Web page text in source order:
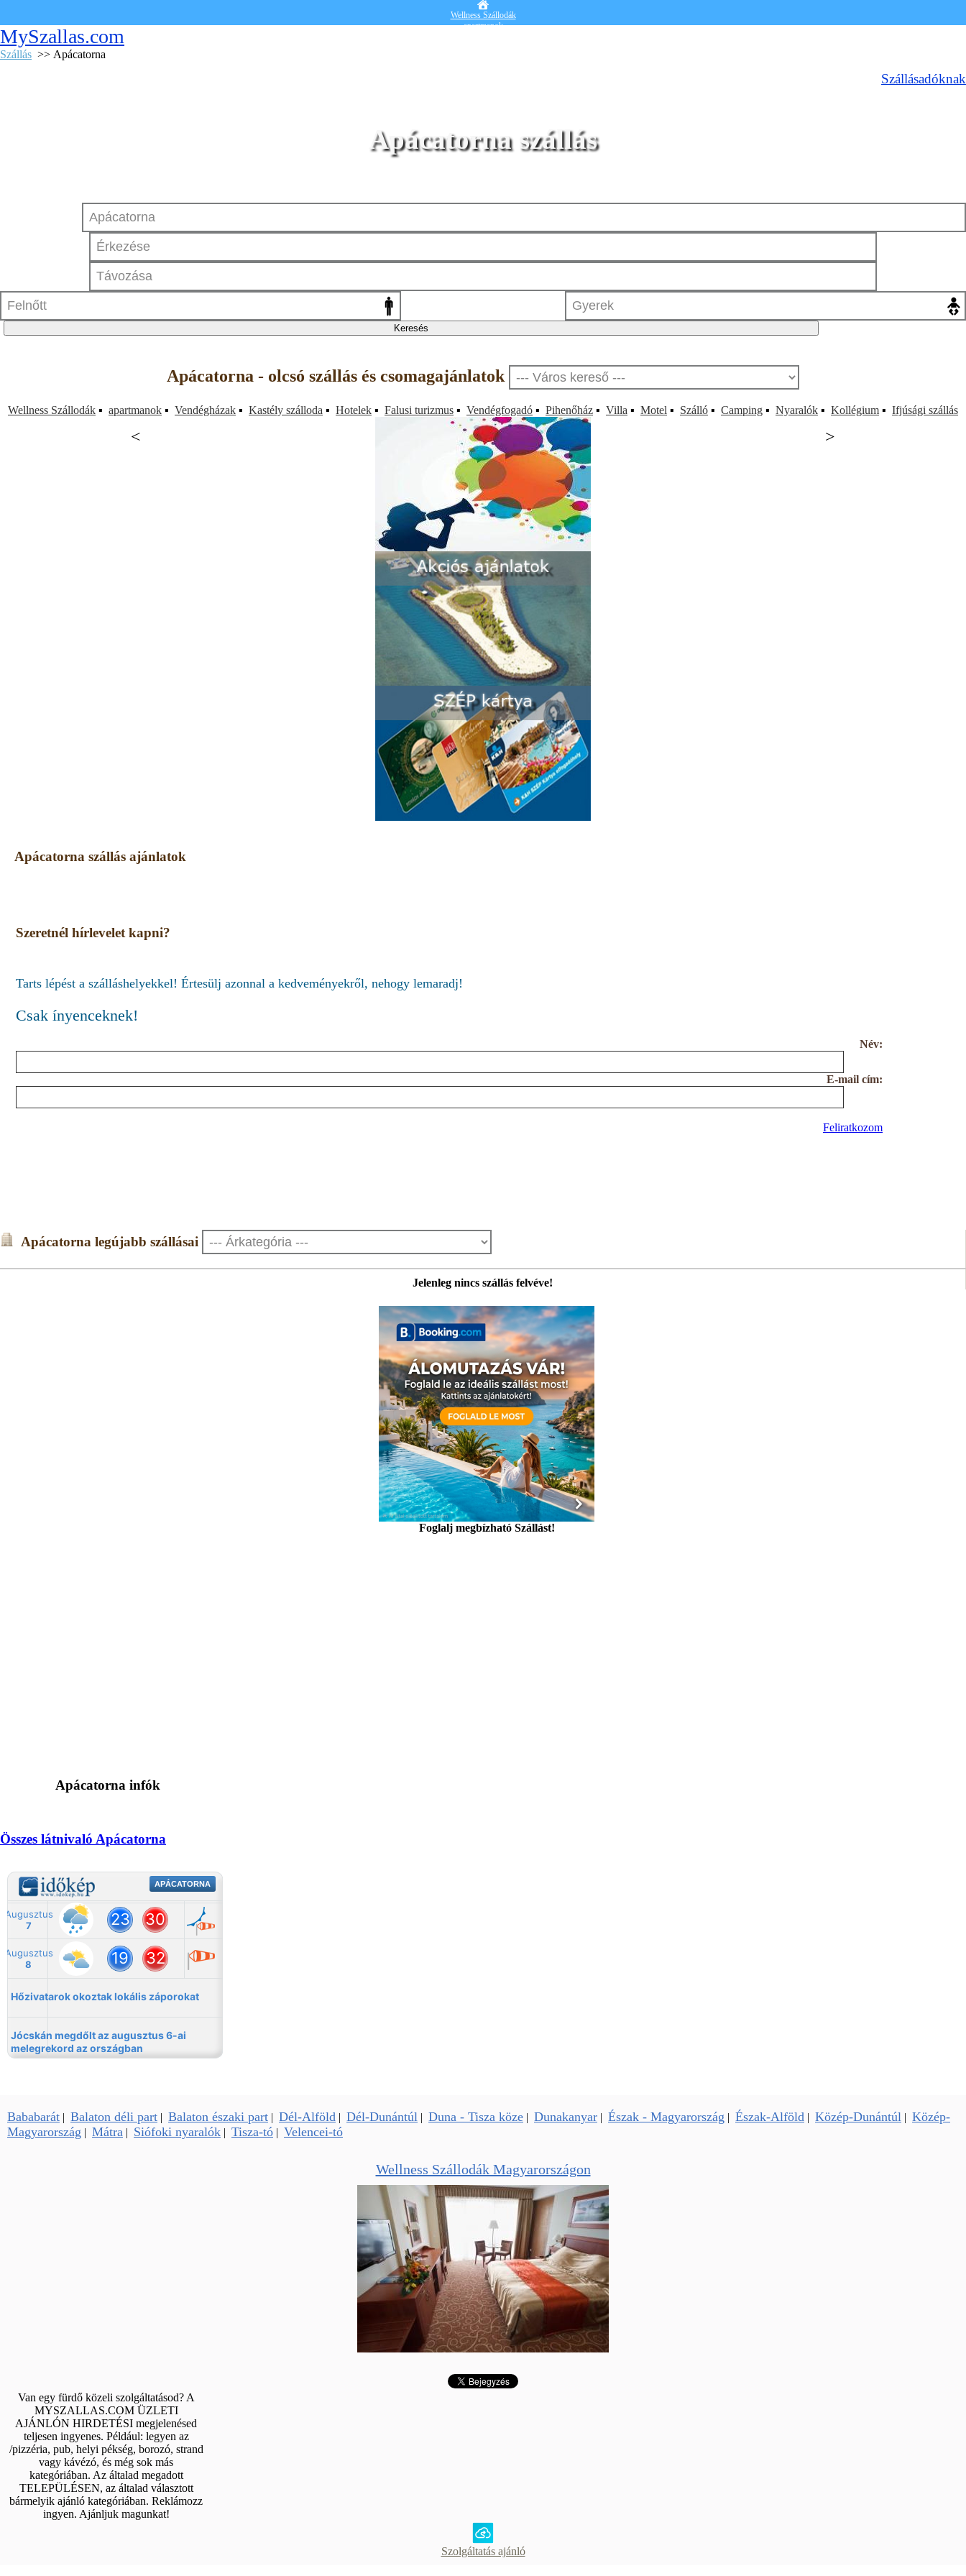
Wellness Szállodák
apartmanok
MySzallas.com
Szállás >> Apácatorna
Szállásadóknak
Apácatorna szállás
< >
Apácatorna - olcsó szállás és csomagajánlatok
Wellness Szállodák ▪ apartmanok ▪ Vendégházak ▪ Kastély szálloda ▪ Hotelek ▪ Falusi turizmus ▪ Vendégfogadó ▪ Pihenőház ▪ Villa ▪ Motel ▪ Szálló ▪ Camping ▪ Nyaralók ▪ Kollégium ▪ Ifjúsági szállás
Apácatorna szállás ajánlatok
Szeretnél hírlevelet kapni?
Tarts lépést a szálláshelyekkel! Értesülj azonnal a kedveményekről, nehogy lemaradj!
Csak ínyenceknek!
Név:
E-mail cím:
Feliratkozom
Apácatorna legújabb szállásai
Jelenleg nincs szállás felvéve!
Foglalj megbízható Szállást!
Apácatorna infók
Összes látnivaló Apácatorna
Bababarát | Balaton déli part | Balaton északi part | Dél-Alföld | Dél-Dunántúl | Duna - Tisza köze | Dunakanyar | Észak - Magyarország | Észak-Alföld | Közép-Dunántúl | Közép-
Magyarország | Mátra | Siófoki nyaralók | Tisza-tó | Velencei-tó
Wellness Szállodák Magyarországon
Van egy fürdő közeli szolgáltatásod? A
MYSZALLAS.COM ÜZLETI
AJÁNLÓN HIRDETÉSI megjelenésed
teljesen ingyenes. Például: legyen az
/pizzéria, pub, helyi pékség, borozó, strand
vagy kávézó, és még sok más
kategóriában. Az általad megadott
TELEPÜLÉSEN, az általad választott
bármelyik ajánló kategóriában. Reklámozz
ingyen. Ajánljuk magunkat!
Szolgáltatás ajánló